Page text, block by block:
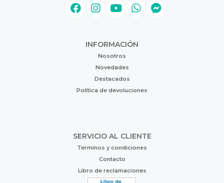
INFORMACIÓN
Nosotros
Novedades
Destacados
Política de devoluciones
SERVICIO AL CLIENTE
Terminos y condiciones
Contacto
Libro de reclamaciones